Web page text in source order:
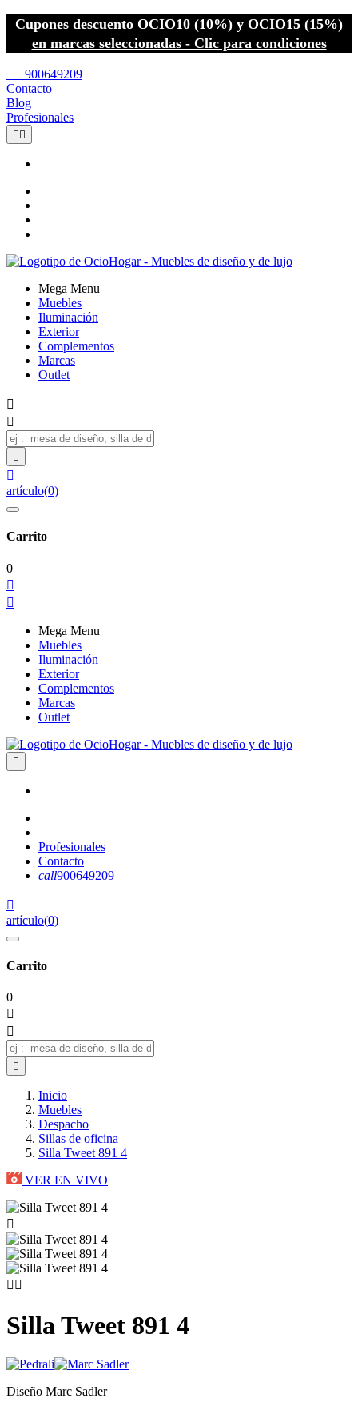
Cupones descuento OCIO10 (10%) y OCIO15 (15%)
en marcas seleccionadas - Clic para condiciones
900649209
Contacto
Blog
Profesionales
 
Mega Menu
Muebles
Iluminación
Exterior
Complementos
Marcas
Outlet




artículo(0)
Carrito
0


Mega Menu
Muebles
Iluminación
Exterior
Complementos
Marcas
Outlet

Profesionales
Contacto
call900649209

artículo(0)
Carrito
0



Inicio
Muebles
Despacho
Sillas de oficina
Silla Tweet 891 4
VER EN VIVO

 
Silla Tweet 891 4
Diseño Marc Sadler